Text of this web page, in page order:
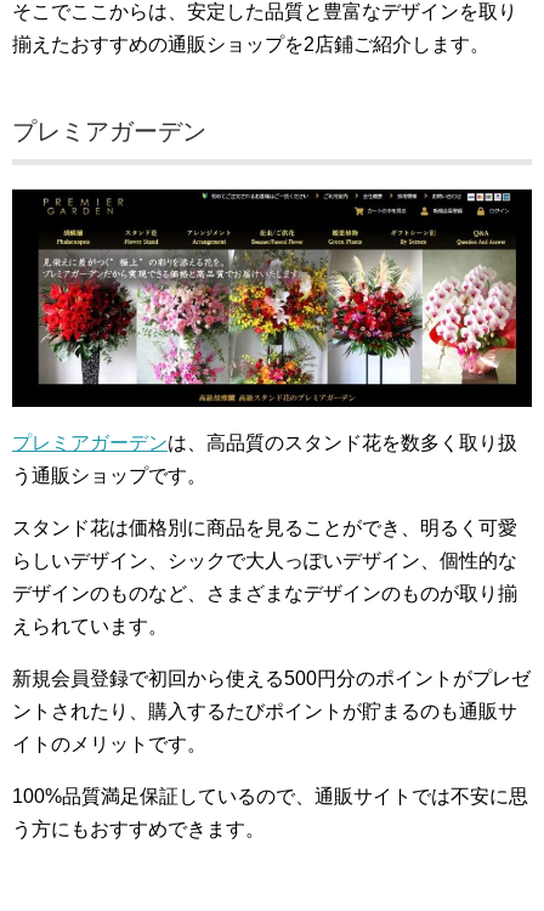
そこでここからは、安定した品質と豊富なデザインを取り
揃えたおすすめの通販ショップを2店鋪ご紹介します。
プレミアガーデン
プレミアガーデンは、高品質のスタンド花を数多く取り扱
う通販ショップです。
スタンド花は価格別に商品を見ることができ、明るく可愛
らしいデザイン、シックで大人っぽいデザイン、個性的な
デザインのものなど、さまざまなデザインのものが取り揃
えられています。
新規会員登録で初回から使える500円分のポイントがプレゼ
ントされたり、購入するたびポイントが貯まるのも通販サ
イトのメリットです。
100%品質満足保証しているので、通販サイトでは不安に思
う方にもおすすめできます。